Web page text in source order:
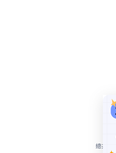
總共 1 個